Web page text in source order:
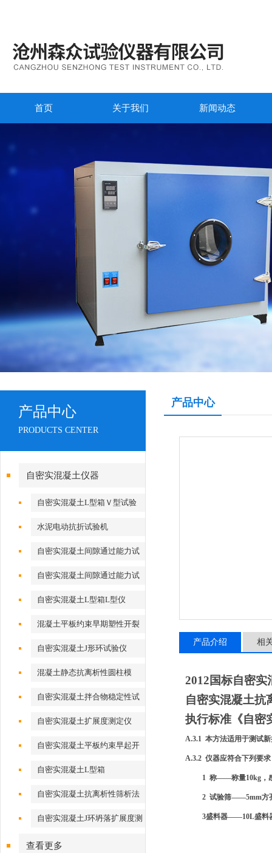
首页 关于我们 新闻动态
产品中心
PRODUCTS CENTER
自密实混凝土仪器
自密实混凝土L型箱Ｖ型试验
水泥电动抗折试验机
自密实混凝土间隙通过能力试
自密实混凝土间隙通过能力试
验J形环法
自密实混凝土L型箱L型仪
混凝土平板约束早期塑性开裂
试模
自密实混凝土J形环试验仪
混凝土静态抗离析性圆柱模
自密实混凝土拌合物稳定性试
验筒
自密实混凝土扩展度测定仪
自密实混凝土平板约束早起开
裂试验模具
自密实混凝土L型箱
自密实混凝土抗离析性筛析法
试验仪
自密实混凝土J环坍落扩展度测
查看更多
产品中心
产品介绍 相
2012国标自密实
自密实混凝土抗
执行标准《自密
A.3.1 本方法适用于测试
A.3.2 仪器应符合下列要
1 称——称量10kg ，
2 试验筛——5mm方
3盛料器——10L盛料